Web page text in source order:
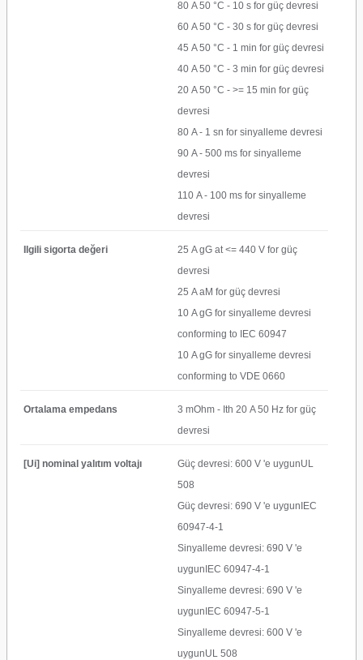
80 A 50 °C - 10 s for güç devresi
60 A 50 °C - 30 s for güç devresi
45 A 50 °C - 1 min for güç devresi
40 A 50 °C - 3 min for güç devresi
20 A 50 °C - >= 15 min for güç
devresi
80 A - 1 sn for sinyalleme devresi
90 A - 500 ms for sinyalleme
devresi
110 A - 100 ms for sinyalleme
devresi
Ilgili sigorta değeri
25 A gG at <= 440 V for güç
devresi
25 A aM for güç devresi
10 A gG for sinyalleme devresi
conforming to IEC 60947
10 A gG for sinyalleme devresi
conforming to VDE 0660
Ortalama empedans
3 mOhm - Ith 20 A 50 Hz for güç
devresi
[Ui] nominal yalıtım voltajı
Güç devresi: 600 V 'e uygunUL
508
Güç devresi: 690 V 'e uygunIEC
60947-4-1
Sinyalleme devresi: 690 V 'e
uygunIEC 60947-4-1
Sinyalleme devresi: 690 V 'e
uygunIEC 60947-5-1
Sinyalleme devresi: 600 V 'e
uygunUL 508